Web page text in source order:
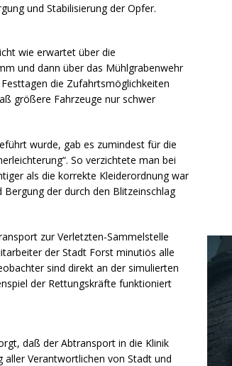
und Stabilisierung der Opfer.
wie erwartet über die
und dann über das Mühlgrabenwehr
die Zufahrtsmöglichkeiten
größere Fahrzeuge nur schwer
wurde, gab es zumindest für die
So verzichtete man bei
als die korrekte Kleiderordnung war
der durch den Blitzeinschlag
zur Verletzten-Sammelstelle
der Stadt Forst minutiös alle
sind direkt an der simulierten
der Rettungskräfte funktioniert
daß der Abtransport in die Klinik
Verantwortlichen von Stadt und